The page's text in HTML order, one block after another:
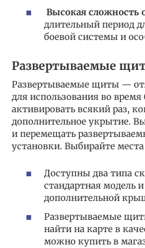
Высокая сложность
длительный период
боевой системы и
Развертываемые
Развертываемые щиты —
для использования во
активировать всякий раз,
дополнительное укрытие.
и перемещать
установки. Выбирайте
Доступны два типа
стандартная модель
дополнительной
Развертываемые
найти на карте в
можно купить в